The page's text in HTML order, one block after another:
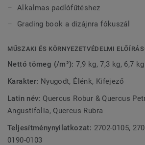
Alkalmas padlófűtéshez
Grading book a dizájnra fókuszál
MŰSZAKI ÉS KÖRNYEZETVÉDELMI
Nettó tömeg (/m²):7,9 kg, 7,3 kg, 6,7 kg
Karakter: Nyugodt, Élénk, Kifejező
Latin név: Quercus Robur & Quercus
Angustifolia, Quercus Rubra
Teljesítménynyilatkozat: 2702-0105,
0190-0103